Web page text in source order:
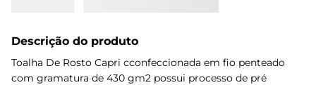
Descrição do produto
Toalha De Rosto Capri cconfeccionada em fio penteado
com gramatura de 430 gm2 possui processo de pré